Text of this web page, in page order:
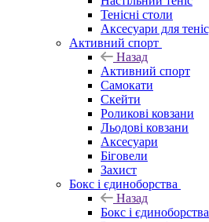
Тенісні столи
Аксесуари для
Активний спорт
Назад
Активний спорт
Самокати
Скейти
Роликові ковзани
Льодові ковзани
Аксесуари
Біговели
Захист
Бокс і єдиноборства
Назад
Бокс і єдиноборства